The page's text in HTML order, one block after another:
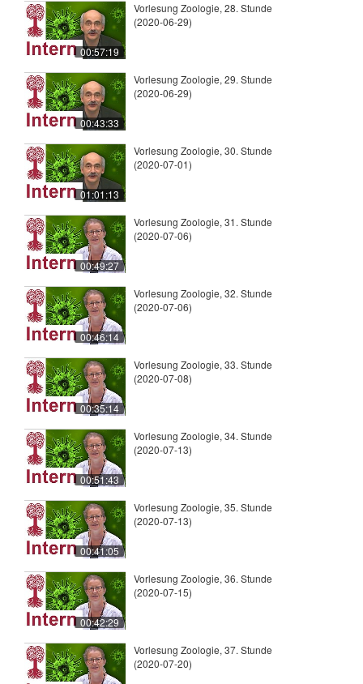
00:57:19
Vorlesung Zoologie, 28. Stunde
(2020-06-29)
00:43:33
Vorlesung Zoologie, 29. Stunde
(2020-06-29)
01:01:13
Vorlesung Zoologie, 30. Stunde
(2020-07-01)
00:49:27
Vorlesung Zoologie, 31. Stunde
(2020-07-06)
00:46:14
Vorlesung Zoologie, 32. Stunde
(2020-07-06)
00:35:14
Vorlesung Zoologie, 33. Stunde
(2020-07-08)
00:51:43
Vorlesung Zoologie, 34. Stunde
(2020-07-13)
00:41:05
Vorlesung Zoologie, 35. Stunde
(2020-07-13)
00:42:29
Vorlesung Zoologie, 36. Stunde
(2020-07-15)
Vorlesung Zoologie, 37. Stunde
(2020-07-20)